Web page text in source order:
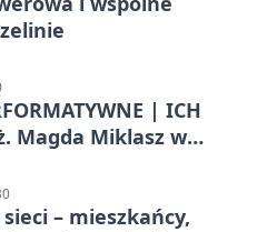
| ICH
Magda Miklasz w
– mieszkańcy,